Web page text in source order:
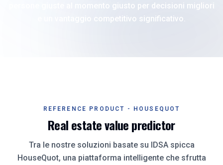
persone giuste al momento giusto per decisioni migliori
e un vantaggio competitivo significativo.
REFERENCE PRODUCT - HOUSEQUOT
Real estate value predictor
Tra le nostre soluzioni basate su IDSA spicca
HouseQuot, una piattaforma intelligente che sfrutta